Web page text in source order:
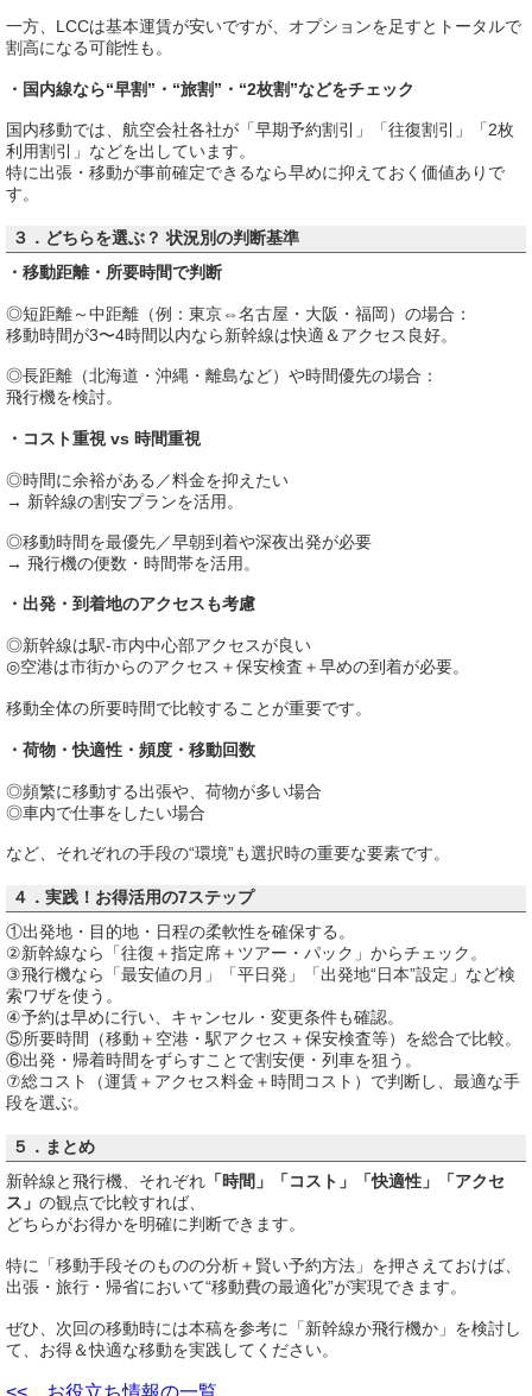
一方、LCCは基本運賃が安いですが、オプションを足すとトータルで
割高になる可能性も。
・国内線なら“早割”・“旅割”・“2枚割”などをチェック
国内移動では、航空会社各社が「早期予約割引」「往復割引」「2枚
利用割引」などを出しています。
特に出張・移動が事前確定できるなら早めに抑えておく価値ありで
す。
３．どちらを選ぶ？ 状況別の判断基準
・移動距離・所要時間で判断
◎短距離～中距離（例：東京⇔名古屋・大阪・福岡）の場合：
移動時間が3〜4時間以内なら新幹線は快適＆アクセス良好。
◎長距離（北海道・沖縄・離島など）や時間優先の場合：
飛行機を検討。
・コスト重視 vs 時間重視
◎時間に余裕がある／料金を抑えたい
→ 新幹線の割安プランを活用。
◎移動時間を最優先／早朝到着や深夜出発が必要
→ 飛行機の便数・時間帯を活用。
・出発・到着地のアクセスも考慮
◎新幹線は駅‐市内中心部アクセスが良い
◎空港は市街からのアクセス＋保安検査＋早めの到着が必要。
移動全体の所要時間で比較することが重要です。
・荷物・快適性・頻度・移動回数
◎頻繁に移動する出張や、荷物が多い場合
◎車内で仕事をしたい場合
など、それぞれの手段の“環境”も選択時の重要な要素です。
４．実践！お得活用の7ステップ
①出発地・目的地・日程の柔軟性を確保する。
②新幹線なら「往復＋指定席＋ツアー・パック」からチェック。
③飛行機なら「最安値の月」「平日発」「出発地“日本”設定」など検
索ワザを使う。
④予約は早めに行い、キャンセル・変更条件も確認。
⑤所要時間（移動＋空港・駅アクセス＋保安検査等）を総合で比較。
⑥出発・帰着時間をずらすことで割安便・列車を狙う。
⑦総コスト（運賃＋アクセス料金＋時間コスト）で判断し、最適な手
段を選ぶ。
５．まとめ
新幹線と飛行機、それぞれ 「時間」「コスト」「快適性」「アクセ
ス」 の観点で比較すれば、
どちらがお得かを明確に判断できます。
特に「移動手段そのものの分析＋賢い予約方法」を押さえておけば、
出張・旅行・帰省において“移動費の最適化”が実現できます。
ぜひ、次回の移動時には本稿を参考に「新幹線か飛行機か」を検討し
て、お得＆快適な移動を実践してください。